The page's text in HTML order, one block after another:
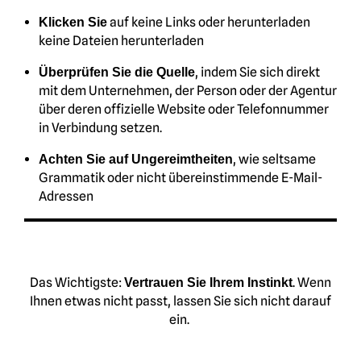
Klicken Sieauf keine Links oder herunterladen
keine Dateien herunterladen
Überprüfen Sie die Quelle, indem Sie sich direkt
mit dem Unternehmen, der Person oder der Agentur
über deren offizielle Website oder Telefonnummer
in Verbindung setzen.
Achten Sie auf Ungereimtheiten, wie seltsame
Grammatik oder nicht übereinstimmende E-Mail-
Adressen
Das Wichtigste:Vertrauen Sie Ihrem Instinkt. Wenn
Ihnen etwas nicht passt, lassen Sie sich nicht darauf
ein.